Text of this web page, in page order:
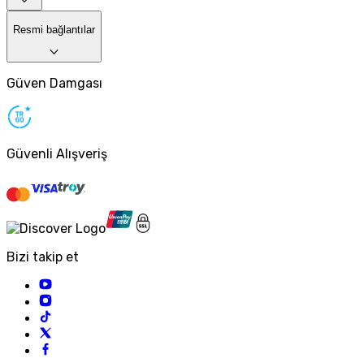
Resmi bağlantılar
Güven Damgası
Güvenli Alışveriş
Bizi takip et